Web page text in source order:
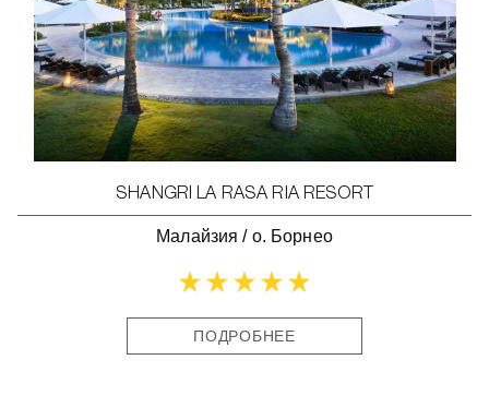
SHANGRI LA RASA RIA RESORT
Малайзия / о. Борнео
ПОДРОБНЕЕ